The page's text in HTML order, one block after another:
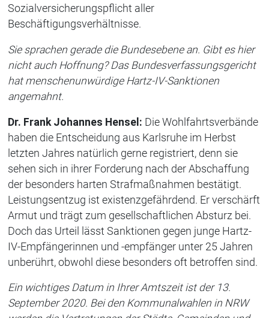
Sozialversicherungspflicht aller
Beschäftigungsverhältnisse.
Sie sprachen gerade die Bundesebene an. Gibt es hier
nicht auch Hoffnung? Das Bundesverfassungsgericht
hat menschenunwürdige Hartz-IV-Sanktionen
angemahnt.
Dr. Frank Johannes Hensel: Die Wohlfahrtsverbände
haben die Entscheidung aus Karlsruhe im Herbst
letzten Jahres natürlich gerne registriert, denn sie
sehen sich in ihrer Forderung nach der Abschaffung
der besonders harten Strafmaßnahmen bestätigt.
Leistungsentzug ist existenzgefährdend. Er verschärft
Armut und trägt zum gesellschaftlichen Absturz bei.
Doch das Urteil lässt Sanktionen gegen junge Hartz-
IV-Empfängerinnen und -empfänger unter 25 Jahren
unberührt, obwohl diese besonders oft betroffen sind.
Ein wichtiges Datum in Ihrer Amtszeit ist der 13.
September 2020. Bei den Kommunalwahlen in NRW